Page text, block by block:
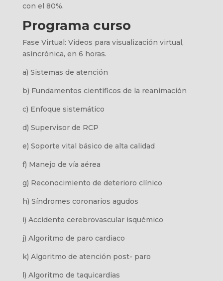
con el 80%.
Programa curso
Fase Virtual: Videos para visualización virtual,
asincrónica, en 6 horas.
a) Sistemas de atención
b) Fundamentos científicos de la reanimación
c) Enfoque sistemático
d) Supervisor de RCP
e) Soporte vital básico de alta calidad
f) Manejo de vía aérea
g) Reconocimiento de deterioro clínico
h) Síndromes coronarios agudos
i) Accidente cerebrovascular isquémico
j) Algoritmo de paro cardiaco
k) Algoritmo de atención post- paro
l) Algoritmo de taquicardias